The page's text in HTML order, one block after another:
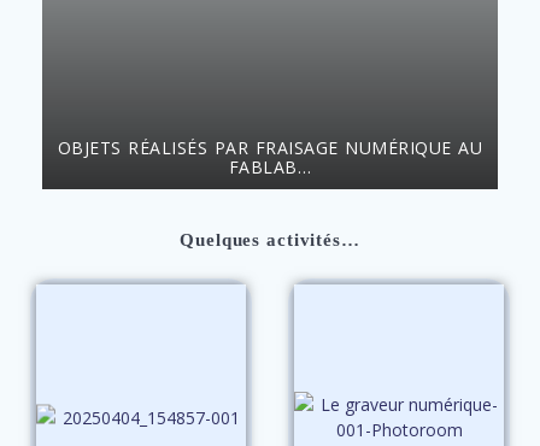
OBJETS RÉALISÉS PAR FRAISAGE NUMÉRIQUE AU
FABLAB…
Quelques activités…